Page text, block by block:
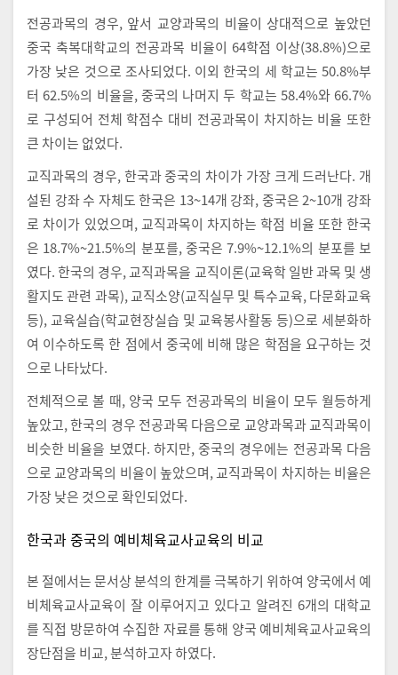
전공과목의 경우, 앞서 교양과목의 비율이 상대적으로 높았던
중국 축복대학교의 전공과목 비율이 64학점 이상(38.8%)으로
가장 낮은 것으로 조사되었다. 이외 한국의 세 학교는 50.8%부
터 62.5%의 비율을, 중국의 나머지 두 학교는 58.4%와 66.7%
로 구성되어 전체 학점수 대비 전공과목이 차지하는 비율 또한
큰 차이는 없었다.
교직과목의 경우, 한국과 중국의 차이가 가장 크게 드러난다. 개
설된 강좌 수 자체도 한국은 13~14개 강좌, 중국은 2~10개 강좌
로 차이가 있었으며, 교직과목이 차지하는 학점 비율 또한 한국
은 18.7%~21.5%의 분포를, 중국은 7.9%~12.1%의 분포를 보
였다. 한국의 경우, 교직과목을 교직이론(교육학 일반 과목 및 생
활지도 관련 과목), 교직소양(교직실무 및 특수교육, 다문화교육
등), 교육실습(학교현장실습 및 교육봉사활동 등)으로 세분화하
여 이수하도록 한 점에서 중국에 비해 많은 학점을 요구하는 것
으로 나타났다.
전체적으로 볼 때, 양국 모두 전공과목의 비율이 모두 월등하게
높았고, 한국의 경우 전공과목 다음으로 교양과목과 교직과목이
비슷한 비율을 보였다. 하지만, 중국의 경우에는 전공과목 다음
으로 교양과목의 비율이 높았으며, 교직과목이 차지하는 비율은
가장 낮은 것으로 확인되었다.
한국과 중국의 예비체육교사교육의 비교
본 절에서는 문서상 분석의 한계를 극복하기 위하여 양국에서 예
비체육교사교육이 잘 이루어지고 있다고 알려진 6개의 대학교
를 직접 방문하여 수집한 자료를 통해 양국 예비체육교사교육의
장단점을 비교, 분석하고자 하였다.